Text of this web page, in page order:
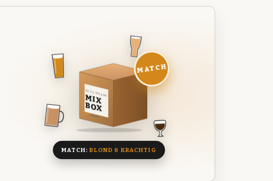
DEZE MAAND
MIX
BOX
8 BIEREN
MATCH
MATCH:BLOND & KRACHTIG